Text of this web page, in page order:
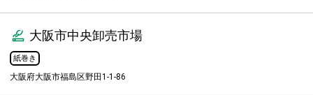
大阪市中央卸売市場
紙巻き
大阪府大阪市福島区野田1-1-86